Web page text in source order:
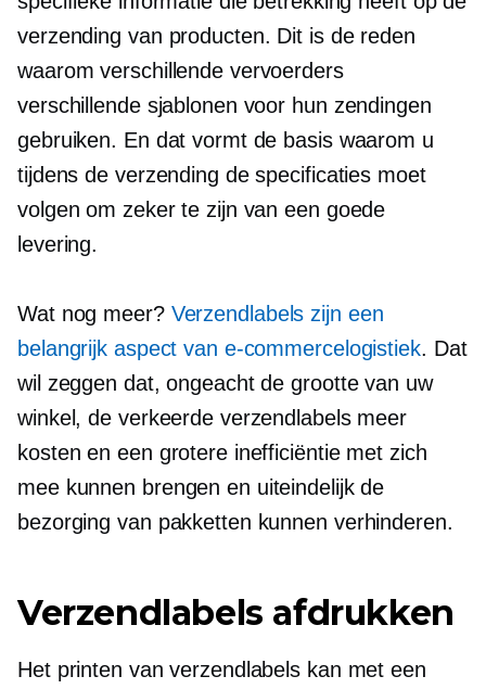
verzending van producten. Dit is de reden
waarom verschillende vervoerders
verschillende sjablonen voor hun zendingen
gebruiken. En dat vormt de basis waarom u
tijdens de verzending de specificaties moet
volgen om zeker te zijn van een goede
levering.
Wat nog meer?Verzendlabels zijn een
belangrijk aspect van e-commercelogistiek. Dat
wil zeggen dat, ongeacht de grootte van uw
winkel, de verkeerde verzendlabels meer
kosten en een grotere inefficiëntie met zich
mee kunnen brengen en uiteindelijk de
bezorging van pakketten kunnen verhinderen.
Verzendlabels afdrukken
Het printen van verzendlabels kan met een